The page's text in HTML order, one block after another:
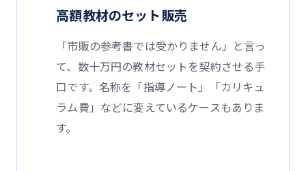
高額教材のセット販売
「市販の参考書では受かりません」と言っ
て、数十万円の教材セットを契約させる手
口です。名称を「指導ノート」「カリキュ
ラム費」などに変えているケースもありま
す。